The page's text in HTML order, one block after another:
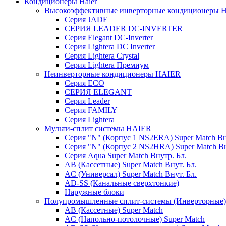
Высокоэффективные инверторные кондиционеры
Серия JADE
СЕРИЯ LEADER DC-INVERTER
Серия Elegant DC-Inverter
Серия Lightera DC Inverter
Серия Lightera Crystal
Серия Lightera Премиум
Неинверторные кондиционеры HAIER
Серия ECO
СЕРИЯ ELEGANT
Серия Leader
Серия FAMILY
Серия Lightera
Мульти-сплит системы HAIER
Серия "N" (Корпус 1 NS2ERA) Super Match
Серия "N" (Корпус 2 NS2HRA) Super Match
Серия Aqua Super Match Внутр. Бл.
AB (Кассетные) Super Match Внут. Бл.
AC (Универсал) Super Match Внут. Бл.
AD-SS (Канальные сверхтонкие)
Наружные блоки
Полупромышленные сплит-системы
AB (Кассетные) Super Match
AC (Напольно-потолочные) Super Match